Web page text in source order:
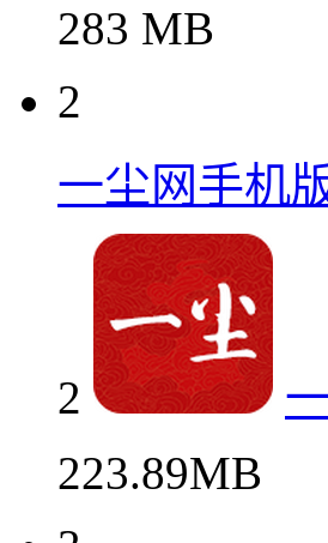
283 MB
2
一尘网手机
2
223.89MB